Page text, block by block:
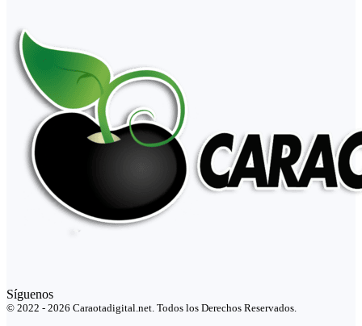
Síguenos
© 2022 - 2026 Caraotadigital.net. Todos los Derechos Reservados.